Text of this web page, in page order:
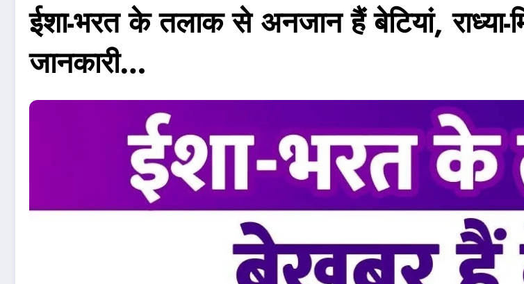
ईशा-भरत के तलाक से अनजान हैं बेटियां, राध्या-
जानकारी…